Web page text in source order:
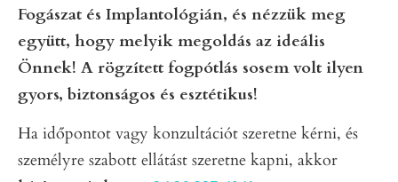
Fogászat és Implantológián, és nézzük meg
együtt, hogy melyik megoldás az ideális
Önnek! A rögzített fogpótlás sosem volt ilyen
gyors, biztonságos és esztétikus!
Ha időpontot vagy konzultációt szeretne kérni, és
személyre szabott ellátást szeretne kapni, akkor